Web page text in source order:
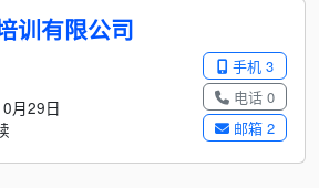
训有限公司
手机 3
电话 0
邮箱 2
月29日